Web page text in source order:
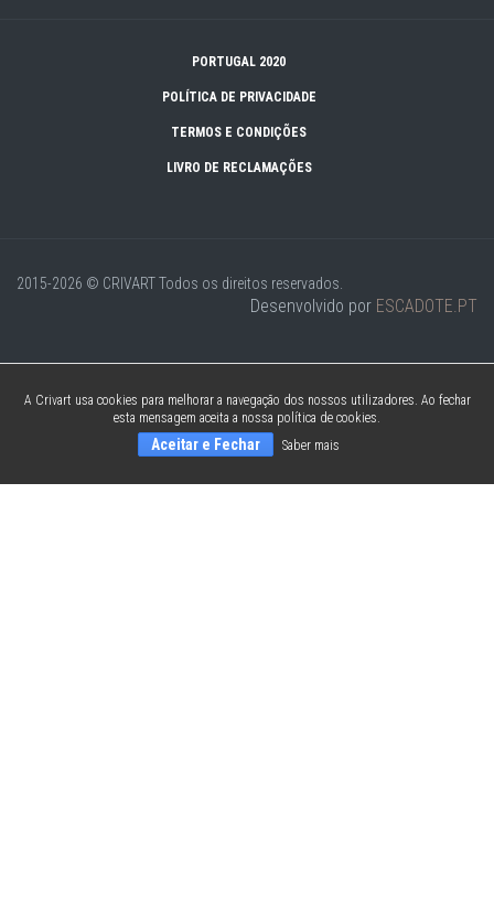
PORTUGAL 2020
POLÍTICA DE PRIVACIDADE
TERMOS E CONDIÇÕES
LIVRO DE RECLAMAÇÕES
2015-2026 © CRIVARTTodos os direitos reservados.
Desenvolvido por ESCADOTE.PT
A Crivart usa cookies para melhorar a navegação dos nossos utilizadores. Ao fechar
esta mensagem aceita a nossa política de cookies.
Aceitar e Fechar Saber mais